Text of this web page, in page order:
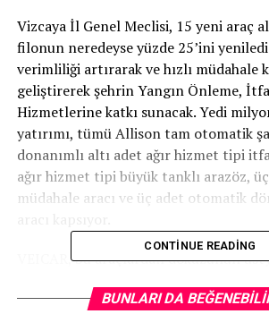
Vizcaya İl Genel Meclisi, 15 yeni araç
filonun neredeyse yüzde 25’ini
verimliliği artırarak ve hızlı müdahale
geliştirerek şehrin Yangın Önleme,
Hizmetlerine katkı sunacak. Yedi
yatırımı, tümü Allison tam otomatik
donanımlı altı adet ağır hizmet tipi
ağır hizmet tipi büyük tanklı arazöz,
müdahale aracı ve üç adet otomatik
VEICAR, bu araçlardan dokuzunun
üretti. VEICAR’ın, itfaiye merkezi
CONTINUE READING
BUNLARI DA